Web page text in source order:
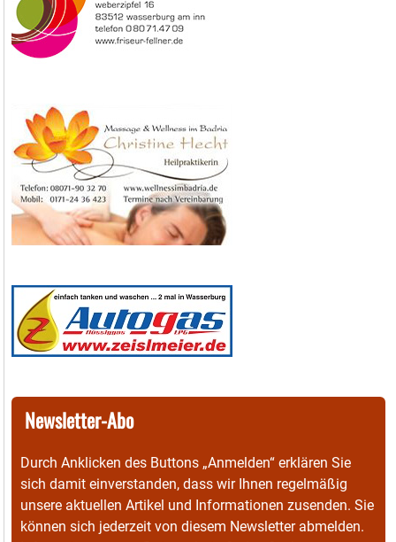
Newsletter-Abo
Durch Anklicken des Buttons „Anmelden“ erklären Sie
sich damit einverstanden, dass wir Ihnen regelmäßig
unsere aktuellen Artikel und Informationen zusenden. Sie
können sich jederzeit von diesem Newsletter abmelden.